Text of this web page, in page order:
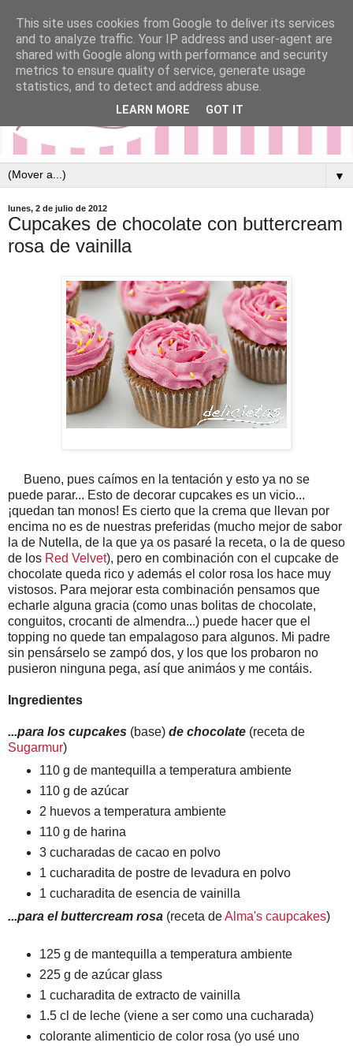
▼
lunes, 2 de julio de 2012
Cupcakes de chocolate con buttercream
rosa de vainilla
Bueno, pues caímos en la tentación y esto ya no se
puede parar... Esto de decorar cupcakes es un vicio...
¡quedan tan monos! Es cierto que la crema que llevan por
encima no es de nuestras preferidas (mucho mejor de sabor
la de Nutella, de la que ya os pasaré la receta, o la de queso
de los Red Velvet), pero en combinación con el cupcake de
chocolate queda rico y además el color rosa los hace muy
vistosos. Para mejorar esta combinación pensamos que
echarle alguna gracia (como unas bolitas de chocolate,
conguitos, crocanti de almendra...) puede hacer que el
topping no quede tan empalagoso para algunos. Mi padre
sin pensárselo se zampó dos, y los que los probaron no
pusieron ninguna pega, así que animáos y me contáis.
Ingredientes
...para los cupcakes (base) de chocolate (receta de
Sugarmur)
110 g de mantequilla a temperatura ambiente
110 g de azúcar
2 huevos a temperatura ambiente
110 g de harina
3 cucharadas de cacao en polvo
1 cucharadita de postre de levadura en polvo
1 cucharadita de esencia de vainilla
...para el buttercream rosa (receta deAlma's caupcakes)
125 g de mantequilla a temperatura ambiente
225 g de azúcar glass
1 cucharadita de extracto de vainilla
1.5 cl de leche (viene a ser como una cucharada)
colorante alimenticio de color rosa (yo usé uno
This site uses cookies from Google to deliver its services
and to analyze traffic. Your IP address and user-agent are
shared with Google along with performance and security
metrics to ensure quality of service, generate usage
statistics, and to detect and address abuse.
LEARN MORE GOT IT